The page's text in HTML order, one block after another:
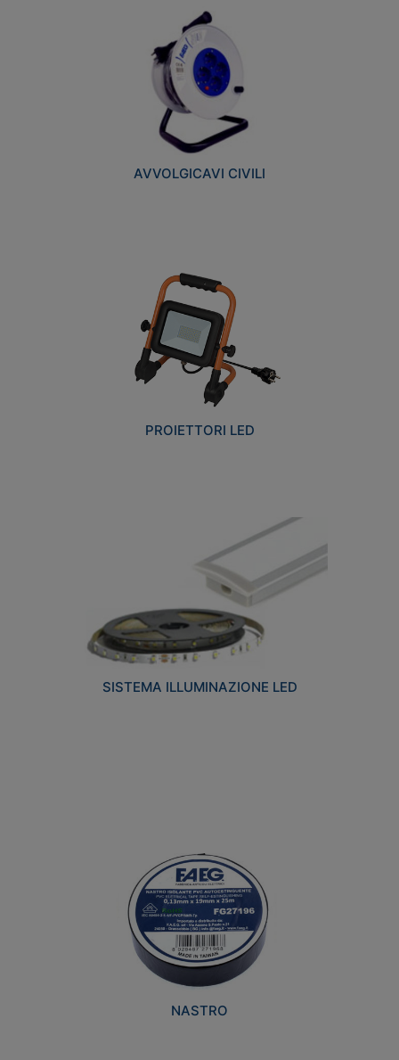
AVVOLGICAVI CIVILI
PROIETTORI LED
SISTEMA ILLUMINAZIONE LED
NASTRO